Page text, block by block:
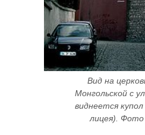
Вид на
Монгольской с
виднеется купол
лицея).